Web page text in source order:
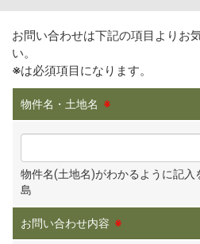
お問い合わせは下記の項目よりお
い。
※は必須項目になります。
物件名・土地名 ※
物件名(土地名)がわかるように記
島
お問い合わせ内容 ※